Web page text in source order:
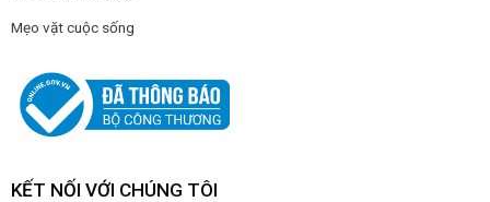
Mẹo vặt cuộc sống
KẾT NỐI VỚI CHÚNG TÔI